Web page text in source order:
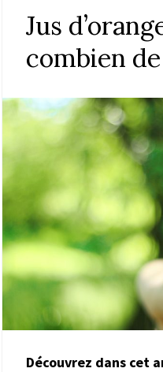
Jus
combien
Découvrez dans cet